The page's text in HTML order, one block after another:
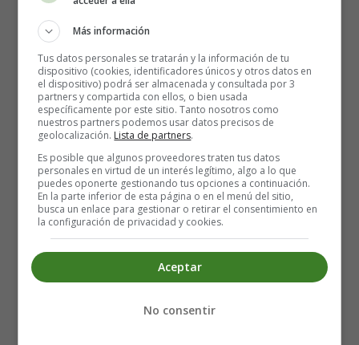
Alphabet in Motion
Learn the abc's with ease
While getting fit and having fun
Alphabetize your exercise
And do your moves one by one
At the store or in the park
You'll cause a small commotion
If you suddenly stand and start
The alphabet in motion.
Angels We Have Heard on High - Christmas
Más información
Tus datos personales se tratarán y la información de tu
dispositivo (cookies, identificadores únicos y otros datos en
el dispositivo) podrá ser almacenada y consultada por 3
partners y compartida con ellos, o bien usada
específicamente por este sitio. Tanto nosotros como
nuestros partners podemos usar datos precisos de
geolocalización. Lista de partners.
Es posible que algunos proveedores traten tus datos
personales en virtud de un interés legítimo, algo a lo que
puedes oponerte gestionando tus opciones a continuación.
En la parte inferior de esta página o en el menú del sitio,
busca un enlace para gestionar o retirar el consentimiento en
la configuración de privacidad y cookies.
Aceptar
No consentir